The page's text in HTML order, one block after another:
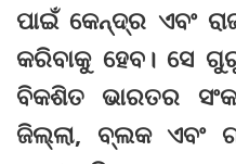
ପାଇଁ କେନ୍ଦ୍ର ଏବଂ
କରିବାକୁ ହେବ। ସେ
ବିକଶିତ ଭାରତର
ଜିଲ୍ଲା, ବ୍ଲକ ଏବଂ